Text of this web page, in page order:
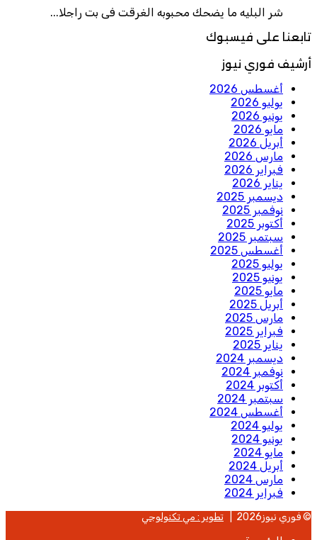
شر البليه ما يضحك محبوبه الغرقت فى بت راجلا...
تابعنا على فيسبوك
أرشيف فوري نيوز
أغسطس 2026
يوليو 2026
يونيو 2026
مايو 2026
أبريل 2026
مارس 2026
فبراير 2026
يناير 2026
ديسمبر 2025
نوفمبر 2025
أكتوبر 2025
سبتمبر 2025
أغسطس 2025
يوليو 2025
يونيو 2025
مايو 2025
أبريل 2025
مارس 2025
فبراير 2025
يناير 2025
ديسمبر 2024
نوفمبر 2024
أكتوبر 2024
سبتمبر 2024
أغسطس 2024
يوليو 2024
يونيو 2024
مايو 2024
أبريل 2024
مارس 2024
فبراير 2024
© فوري نيوز2026 | تطوير : مي تكنولوجي